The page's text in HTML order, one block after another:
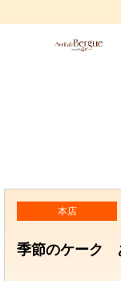
本店
季節のケーク